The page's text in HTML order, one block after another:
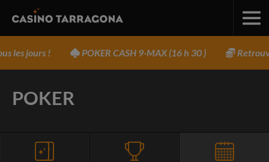
jours ! POKER CASH 9-MAX (16 h 30 )
POKER